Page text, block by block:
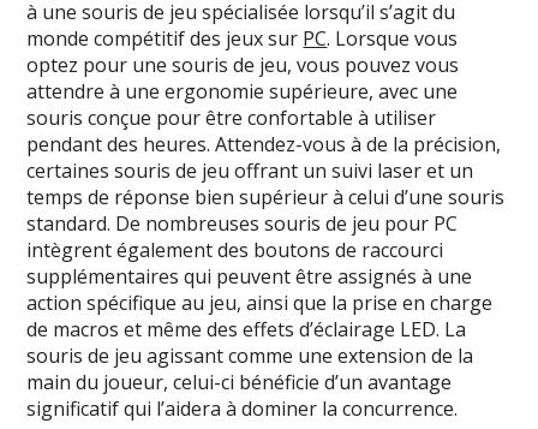
à une souris de jeu spécialisée lorsqu’il s’agit du
monde compétitif des jeux sur PC. Lorsque vous
optez pour une souris de jeu, vous pouvez vous
attendre à une ergonomie supérieure, avec une
souris conçue pour être confortable à utiliser
pendant des heures. Attendez-vous à de la précision,
certaines souris de jeu offrant un suivi laser et un
temps de réponse bien supérieur à celui d’une souris
standard. De nombreuses souris de jeu pour PC
intègrent également des boutons de raccourci
supplémentaires qui peuvent être assignés à une
action spécifique au jeu, ainsi que la prise en charge
de macros et même des effets d’éclairage LED. La
souris de jeu agissant comme une extension de la
main du joueur, celui-ci bénéficie d’un avantage
significatif qui l’aidera à dominer la concurrence.